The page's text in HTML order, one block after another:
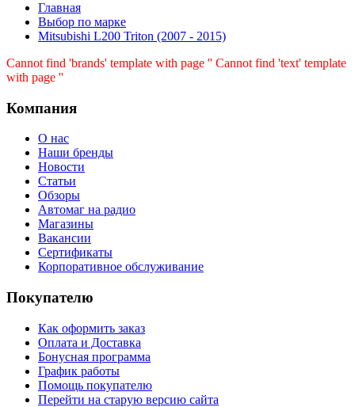
Главная
Выбор по марке
Mitsubishi L200 Triton (2007 - 2015)
Cannot find 'brands' template with page '' Cannot find 'text' template
with page ''
Компания
О нас
Наши бренды
Новости
Статьи
Обзоры
Автомаг на радио
Магазины
Вакансии
Сертификаты
Корпоративное обслуживание
Покупателю
Как оформить заказ
Оплата и Доставка
Бонусная программа
График работы
Помощь покупателю
Перейти на старую версию сайта